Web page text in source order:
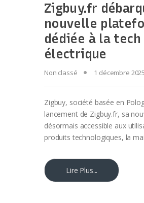
Zigbuy.fr
nouvelle
dédiée à la
électrique
Non classé 1 décembre 2025
Zigbuy, société basée en
lancement de Zigbuy.fr, sa
désormais accessible aux
produits technologiques, la
Lire Plus...